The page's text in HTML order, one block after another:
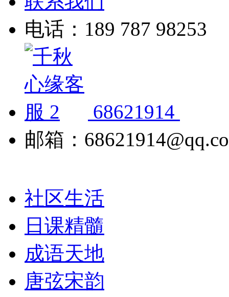
电话：189 787 98253
68621914
邮箱：
社区生活
日课精髓
成语天地
唐弦宋韵